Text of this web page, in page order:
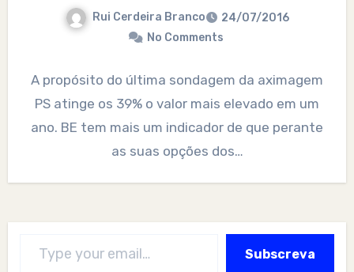
Rui Cerdeira Branco
24/07/2016
No Comments
A propósito do última sondagem da aximagem
PS atinge os 39% o valor mais elevado em um
ano. BE tem mais um indicador de que perante
as suas opções dos…
Subscreva